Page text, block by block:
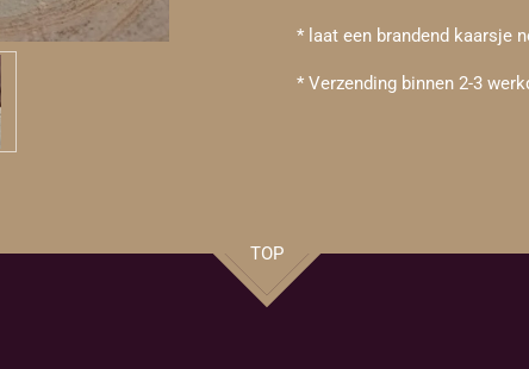
* laat een brandend kaarsje
* Verzending binnen 2-3
TOP